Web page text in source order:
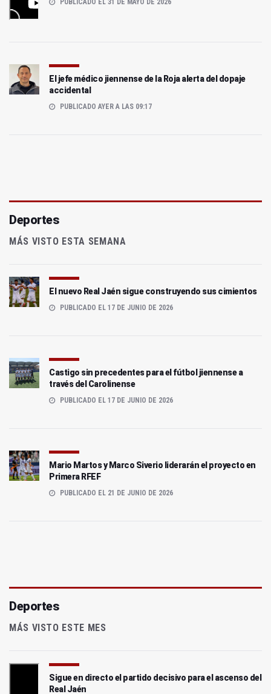
PUBLICADO EL 31 DE MAYO DE 2026
El jefe médico jiennense de la Roja alerta del dopaje
accidental
PUBLICADO AYER A LAS 09:17
Deportes
MÁS VISTO ESTA SEMANA
El nuevo Real Jaén sigue construyendo sus cimientos
PUBLICADO EL 17 DE JUNIO DE 2026
Castigo sin precedentes para el fútbol jiennense a
través del Carolinense
PUBLICADO EL 17 DE JUNIO DE 2026
Mario Martos y Marco Siverio liderarán el proyecto en
Primera RFEF
PUBLICADO EL 21 DE JUNIO DE 2026
Deportes
MÁS VISTO ESTE MES
Sigue en directo el partido decisivo para el ascenso del
Real Jaén